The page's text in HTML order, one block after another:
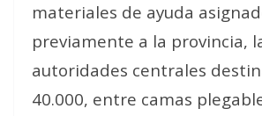
materiales de ayuda
previamente a la provincia,
autoridades centrales
40.000, entre camas